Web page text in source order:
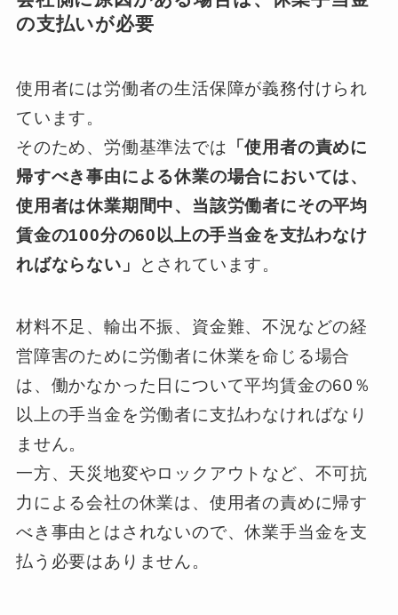
の支払いが必要
使用者には労働者の生活保障が義務付けられ
ています。
そのため、労働基準法では 「使用者の責めに
帰すべき事由による休業の場合においては、
使用者は休業期間中、当該労働者にその平均
賃金の100分の60以上の手当金を支払わなけ
ればならない」
とされています。
材料不足、輸出不振、資金難、不況などの経
営障害のために労働者に休業を命じる場合
は、働かなかった日について平均賃金の60％
以上の手当金を労働者に支払わなければなり
ません。
一方、天災地変やロックアウトなど、不可抗
力による会社の休業は、使用者の責めに帰す
べき事由とはされないので、休業手当金を支
払う必要はありません。